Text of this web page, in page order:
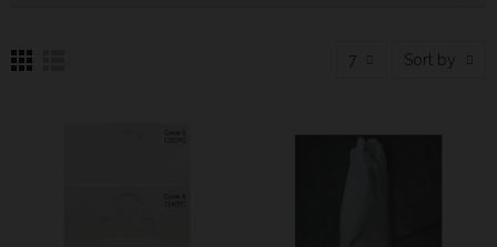
7 Sort by